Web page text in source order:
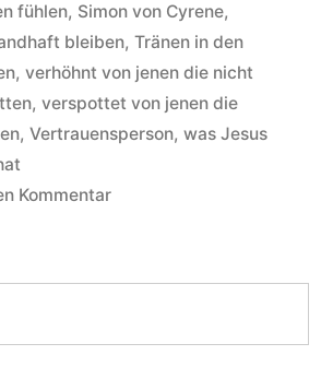
fühlen, Simon von Cyrene,
bleiben, Tränen in den
, verhöhnt von jenen die nicht
, verspottet von jenen die
, Vertrauensperson, was Jesus
Kommentarzu
Hintergründe
Song